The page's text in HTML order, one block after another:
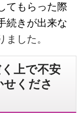
てもらった際
続きが出来な
ました。
上で不安
くださ